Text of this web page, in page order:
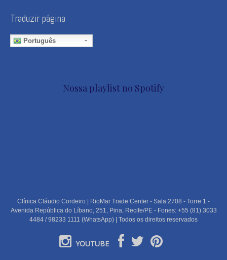
Traduzir página
Português
Nossa playlist no Spotify
Clínica Cláudio Cordeiro | RioMar Trade Center - Sala 2708 - Torre 1 -
Avenida República do Líbano, 251, Pina, Recife/PE - Fones: +55 (81) 3033
4484 / 98233 1111 (WhatsApp) | Todos os direitos reservados
YOUTUBE